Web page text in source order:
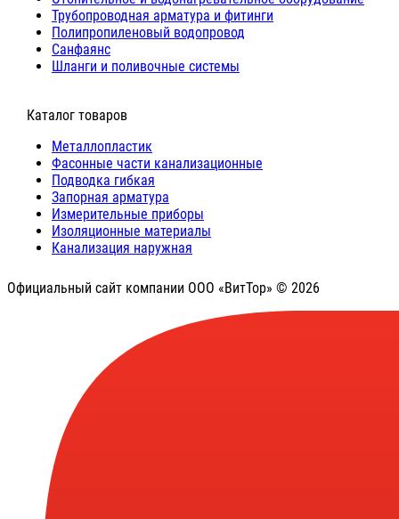
Трубопроводная арматура и фитинги
Полипропиленовый водопровод
Санфаянс
Шланги и поливочные системы
⠀Каталог товаров
Металлопластик
Фасонные части канализационные
Подводка гибкая
Запорная арматура
Измерительные приборы
Изоляционные материалы
Канализация наружная
Официальный сайт компании ООО «ВитТор» © 2026